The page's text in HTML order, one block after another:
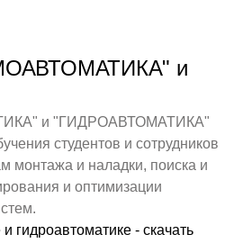
и
и "ГИДРОАВТОМАТИКА"
студентов и сотрудников
монтажа и наладки, поиска и
и оптимизации
гидроавтоматике - скачать